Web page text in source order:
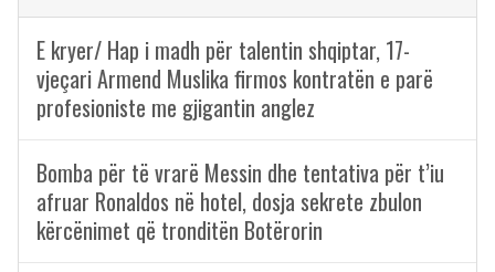
E kryer/ Hap i madh për talentin shqiptar, 17-
vjeçari Armend Muslika firmos kontratën e parë
profesioniste me gjigantin anglez
Bomba për të vrarë Messin dhe tentativa për t’iu
afruar Ronaldos në hotel, dosja sekrete zbulon
kërcënimet që tronditën Botërorin